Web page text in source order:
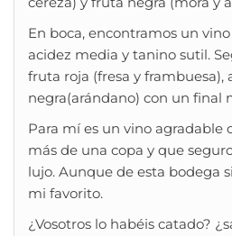
En boca, encontramos un
acidez media y tanino sutil.
fruta roja (fresa y frambuesa),
negra(arándano) con un final
Para mí es un vino agradable
más de una copa y que
lujo. Aunque de esta bodega
mi favorito.
¿Vosotros lo habéis catado?